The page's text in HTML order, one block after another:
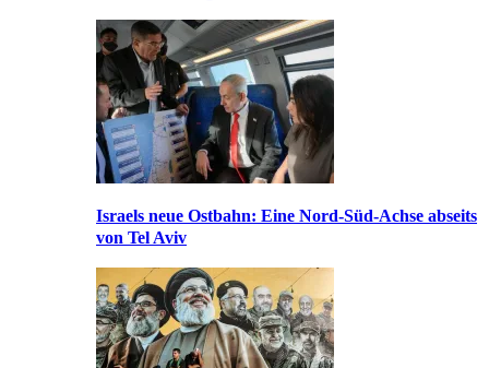
Israels neue Ostbahn: Eine Nord-Süd-Achse abseits
von Tel Aviv